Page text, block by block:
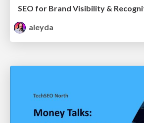
SEO for Brand Visibility &
aleyda